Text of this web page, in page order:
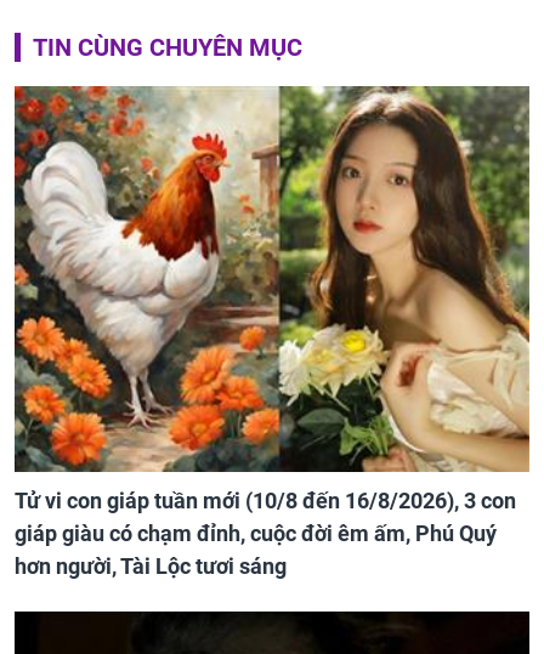
TIN CÙNG CHUYÊN MỤC
Tử vi con giáp tuần mới (10/8 đến 16/8/2026), 3 con
giáp giàu có chạm đỉnh, cuộc đời êm ấm, Phú Quý
hơn người, Tài Lộc tươi sáng